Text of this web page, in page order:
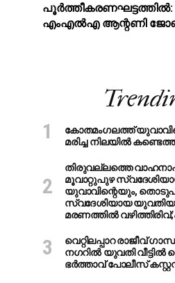
എംഎല്‍എ ആന്റണി
കോതമംഗലത്ത്
മരിച്ച നിലയിൽ
തിരുവല്ലത്തെ
മൂവാറ്റുപുഴ
യുവാവിന്റെയും,
സ്വദേശിയായ
മരണത്തില്‍
വെറ്റിലപ്പാറ രാജീവ്
നഗറിൽ യുവതി വീട്ടിൽ
ഭർത്താവ് പോലീസ്